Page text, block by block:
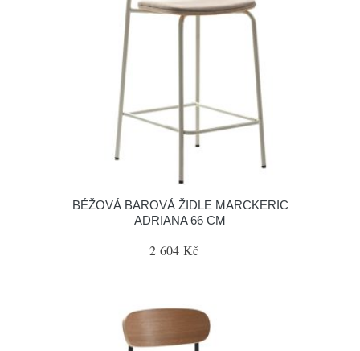
BÉŽOVÁ BAROVÁ ŽIDLE MARCKERIC
ADRIANA 66 CM
2 604 Kč